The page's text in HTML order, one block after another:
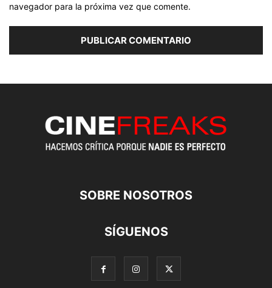
navegador para la próxima vez que comente.
SOBRE NOSOTROS
SÍGUENOS